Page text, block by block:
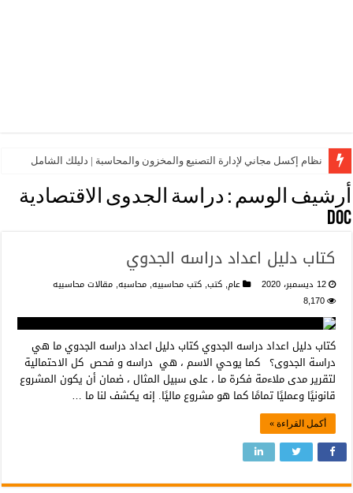
نظام إكسل مجاني لإدارة التصنيع والمخزون والمحاسبة | دليلك الشامل
أرشيف الوسم : دراسة الجدوى الاقتصادية
doc
كتاب دليل اعداد دراسه الجدوي
12 ديسمبر، 2020 عام, كتب, كتب محاسبيه, محاسبه, مقالات محاسبيه
8,170
كتاب دليل اعداد دراسه الجدوي كتاب دليل اعداد دراسه الجدوي ما هي
دراسة الجدوى؟ كما يوحي الاسم ، هي دراسه و فحص كل الاحتمالية
لتقرير مدى ملاءمة فكرة ما ، على سبيل المثال ، ضمان أن يكون المشروع
قانونيًا وعمليًا تمامًا كما هو مشروع ماليًا. إنه يكشف لنا ما …
أكمل القراءة »